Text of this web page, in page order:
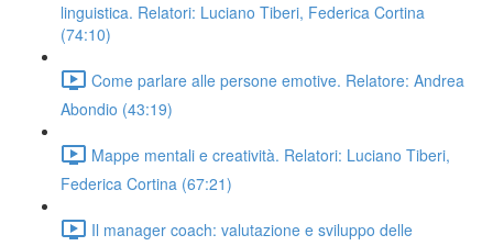
linguistica. Relatori: Luciano Tiberi, Federica Cortina
(74:10)
Come parlare alle persone emotive. Relatore: Andrea
Abondio (43:19)
Mappe mentali e creatività. Relatori: Luciano Tiberi,
Federica Cortina (67:21)
Il manager coach: valutazione e sviluppo delle